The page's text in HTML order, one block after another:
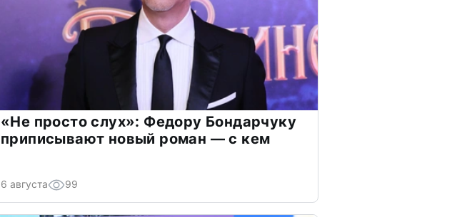
«Не просто слух»: Федору Бондарчуку
приписывают новый роман — с кем
6 августа 99